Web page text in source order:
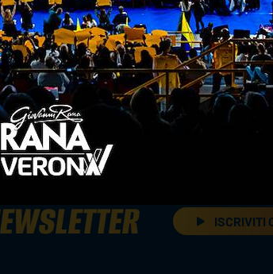
ISCRIVITI